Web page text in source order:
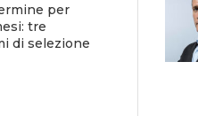
per
tre
di selezione